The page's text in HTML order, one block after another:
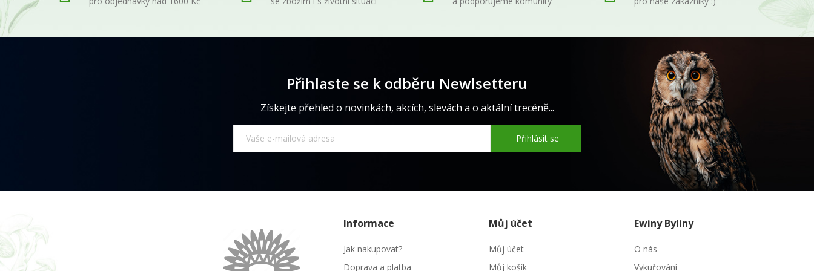
Přihlaste se k odběru Newlsetteru
Získejte přehled o novinkách, akcích, slevách a o aktální trecéně...
Přihlásit se
Informace
Jak nakupovat?
Doprava a platba
Můj účet
Můj účet
Můj košík
Ewiny Byliny
O nás
Vykuřování